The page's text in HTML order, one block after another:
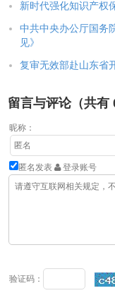
新时代强化知识产权
中共中央办公厅国务
见》
复审无效部赴山东省
留言与评论（共有
昵称：
匿名发表 登录账号
验证码：